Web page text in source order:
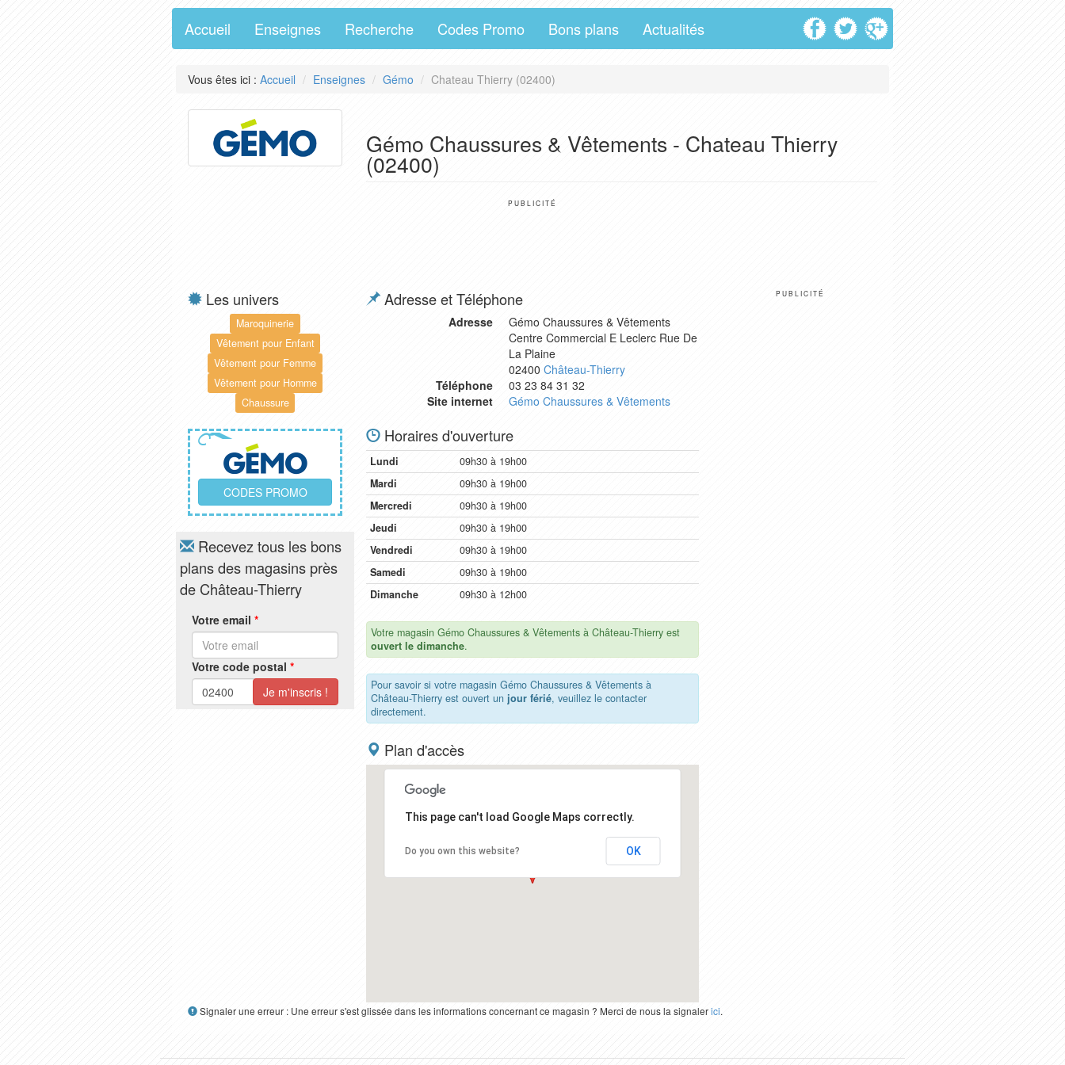
Accueil Enseignes Recherche Codes Promo Bons plans Actualités
Vous êtes ici : Accueil Enseignes Gémo Chateau Thierry (02400)
Gémo Chaussures & Vêtements - Chateau Thierry
(02400)
PUBLICITÉ
Les univers
Maroquinerie
Vêtement pour Enfant
Vêtement pour Femme
Vêtement pour Homme
Chaussure
CODES PROMO
Recevez tous les bons
plans des magasins près
de Château-Thierry
Votre email *
Votre code postal *
Adresse et Téléphone
Adresse
Gémo Chaussures & Vêtements
Centre Commercial E Leclerc Rue De
La Plaine
02400 Château-Thierry
Téléphone
03 23 84 31 32
Site internet
Gémo Chaussures & Vêtements
Horaires d'ouverture
Lundi
09h30 à 19h00
Mardi
09h30 à 19h00
Mercredi
09h30 à 19h00
Jeudi
09h30 à 19h00
Vendredi
09h30 à 19h00
Samedi
09h30 à 19h00
Dimanche
09h30 à 12h00
Votre magasin Gémo Chaussures & Vêtements à Château-Thierry est
ouvert le dimanche.
Pour savoir si votre magasin Gémo Chaussures & Vêtements à
Château-Thierry est ouvert un jour férié, veuillez le contacter
directement.
Plan d'accès
This page can't load Google Maps correctly.
Do you own this website? OK
PUBLICITÉ
Signaler une erreur : Une erreur s'est glissée dans les informations concernant ce magasin ? Merci de nous la signalerici.